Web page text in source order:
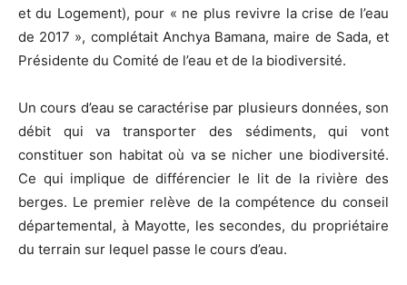
et du Logement), pour « ne plus revivre la crise de l’eau
de 2017 », complétait Anchya Bamana, maire de Sada, et
Présidente du Comité de l’eau et de la biodiversité.
Un cours d’eau se caractérise par plusieurs données, son
débit qui va transporter des sédiments, qui vont
constituer son habitat où va se nicher une biodiversité.
Ce qui implique de différencier le lit de la rivière des
berges. Le premier relève de la compétence du conseil
départemental, à Mayotte, les secondes, du propriétaire
du terrain sur lequel passe le cours d’eau.